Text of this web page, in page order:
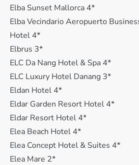
Elba Sunset Mallorca 4*
Elba Vecindario Aeropuerto
Hotel 4*
Elbrus 3*
ELC Da Nang Hotel & Spa 4*
ELC Luxury Hotel Danang 3*
Eldan Hotel 4*
Eldar Garden Resort Hotel 4*
Eldar Resort Hotel 4*
Elea Beach Hotel 4*
Elea Concept Hotel & Suites 4*
Elea Mare 2*